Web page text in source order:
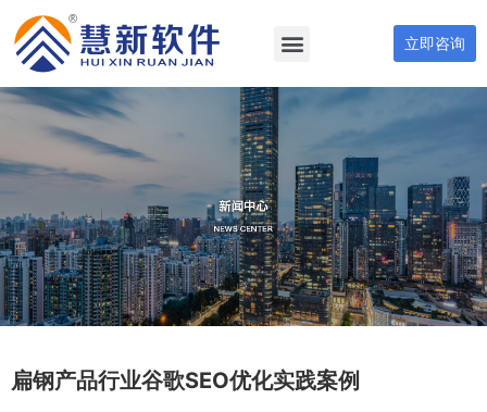
立即咨询
扁钢产品行业谷歌SEO优化实践案例